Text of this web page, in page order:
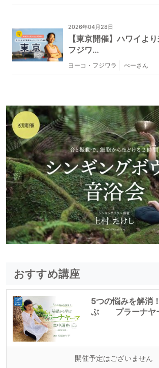
2026年04月28日
【東京開催】ハワイよ
フジワ…
ヨーコ・フジワラ べーさん
おすすめ講座
5つの悩みを解消
ぶ プラーナヤ
開催予定はございません